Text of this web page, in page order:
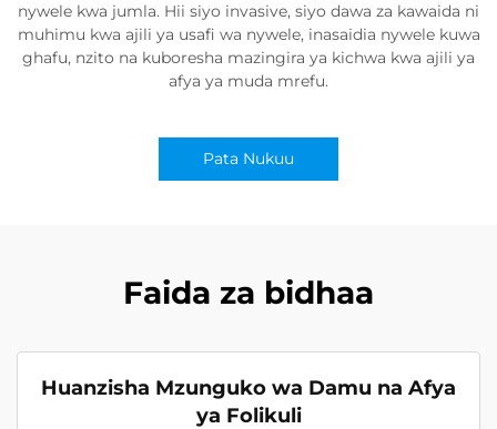
nywele kwa jumla. Hii siyo invasive, siyo dawa za kawaida ni
muhimu kwa ajili ya usafi wa nywele, inasaidia nywele kuwa
ghafu, nzito na kuboresha mazingira ya kichwa kwa ajili ya
afya ya muda mrefu.
Pata Nukuu
Faida za bidhaa
Huanzisha Mzunguko wa Damu na Afya
ya Folikuli